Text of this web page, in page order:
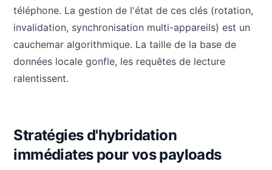
téléphone. La gestion de l'état de ces clés (rotation,
invalidation, synchronisation multi-appareils) est un
cauchemar algorithmique. La taille de la base de
données locale gonfle, les requêtes de lecture
ralentissent.
Stratégies d'hybridation
immédiates pour vos payloads